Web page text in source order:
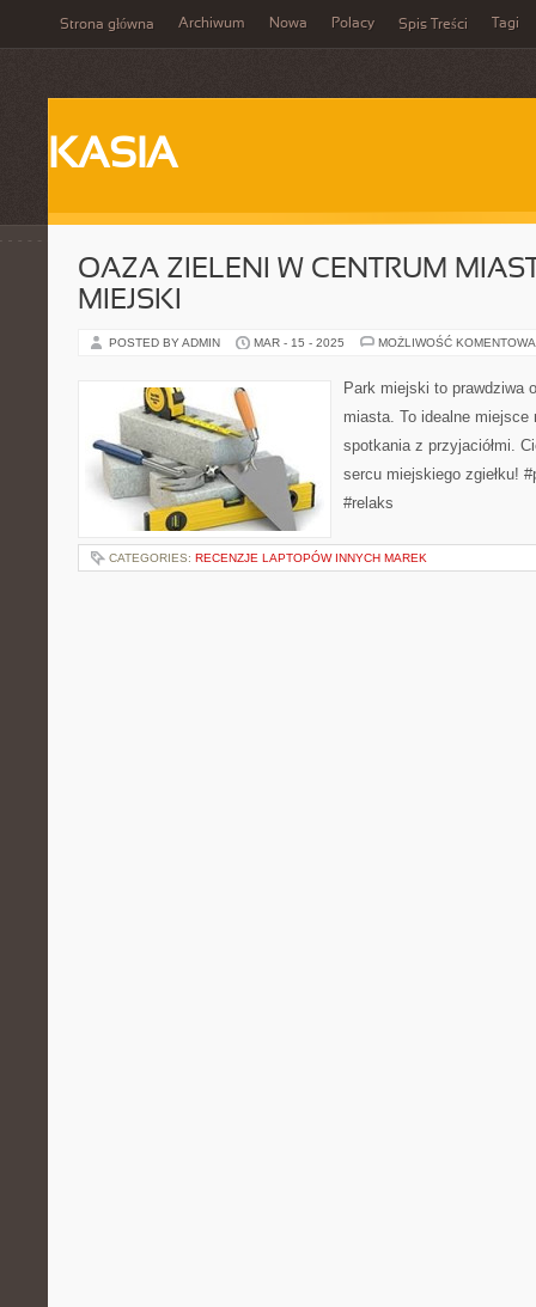
Strona główna Archiwum Nowa Polacy Spis Treści Tagi
KASIA
OAZA ZIELENI W CENTRUM
MIEJSKI
POSTED BY ADMIN MAR - 15 - 2025 MOŻLIWOŚĆ
Park miejski to prawdziwa
miasta. To idealne
spotkania z przyjaciółmi.
sercu miejskiego zgiełku!
#relaks
CATEGORIES: RECENZJE LAPTOPÓW INNYCH MAREK